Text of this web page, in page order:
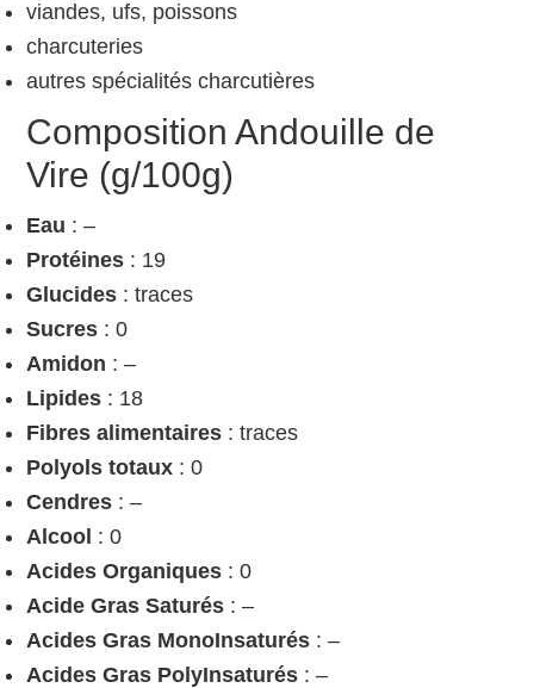
viandes, ufs, poissons
charcuteries
autres spécialités charcutières
Composition Andouille de
Vire (g/100g)
Eau : –
Protéines : 19
Glucides : traces
Sucres : 0
Amidon : –
Lipides : 18
Fibres alimentaires : traces
Polyols totaux : 0
Cendres : –
Alcool : 0
Acides Organiques : 0
Acide Gras Saturés : –
Acides Gras MonoInsaturés : –
Acides Gras PolyInsaturés : –